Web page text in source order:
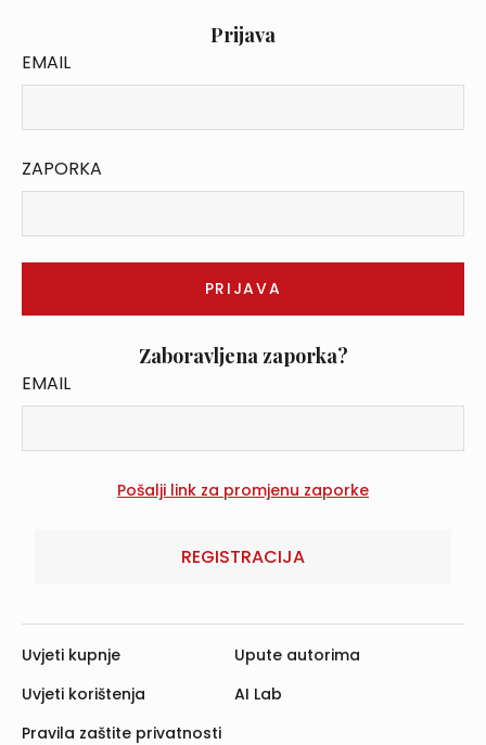
Prijava
EMAIL
ZAPORKA
Zaboravljena zaporka?
EMAIL
REGISTRACIJA
Uvjeti kupnje
Uvjeti korištenja
Pravila zaštite privatnosti
Upute autorima
AI Lab